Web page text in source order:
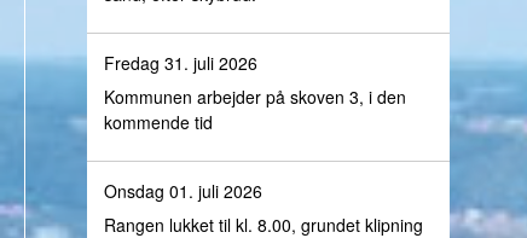
Fredag 31. juli 2026
Kommunen arbejder på skoven 3, i den
kommende tid
Onsdag 01. juli 2026
Rangen lukket til kl. 8.00, grundet klipning